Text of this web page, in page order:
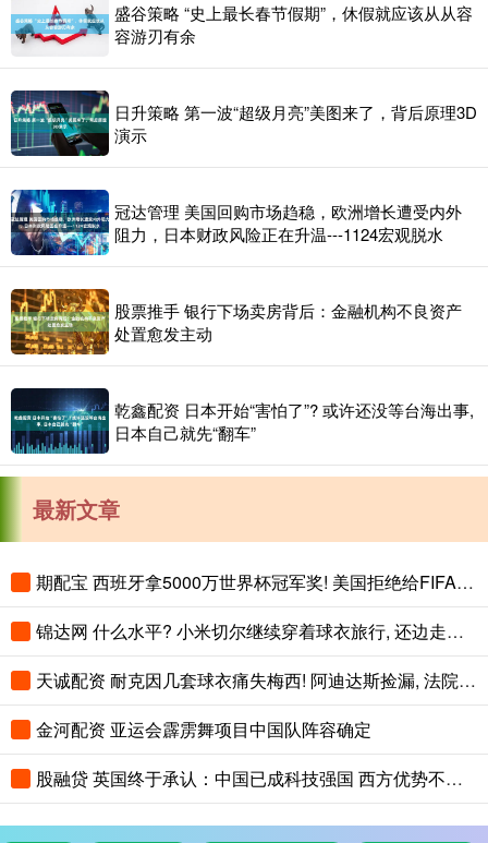
盛谷策略 “史上最长春节假期”，休假就应该从从容
容游刃有余
日升策略 第一波“超级月亮”美图来了，背后原理3D
演示
冠达管理 美国回购市场趋稳，欧洲增长遭受内外
阻力，日本财政风险正在升温---1124宏观脱水
股票推手 银行下场卖房背后：金融机构不良资产
处置愈发主动
乾鑫配资 日本开始“害怕了”? 或许还没等台海出事,
日本自己就先“翻车”
最新文章
期配宝 西班牙拿5000万世界杯冠军奖! 美国拒绝给FIFA免税, 最高征税41%
锦达网 什么水平? 小米切尔继续穿着球衣旅行, 还边走路边练习运球
天诚配资 耐克因几套球衣痛失梅西! 阿迪达斯捡漏, 法院判耐克败诉
金河配资 亚运会霹雳舞项目中国队阵容确定
股融贷 英国终于承认：中国已成科技强国 西方优势不多了